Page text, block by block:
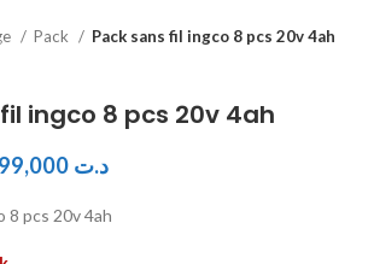
Pack Pack sans fil ingco 8 pcs 20v 4ah
ingco 8 pcs 20v 4ah
د.ت
8 pcs 20v 4ah